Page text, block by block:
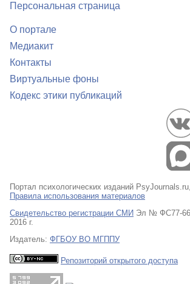
Персональная страница
О портале
Медиакит
Контакты
Виртуальные фоны
Кодекс этики публикаций
Портал психологических изданий
Правила использования материалов
Свидетельство регистрации СМИ Эл № ФС77-
2016 г.
Издатель: ФГБОУ ВО МГППУ
Репозиторий открытого доступа